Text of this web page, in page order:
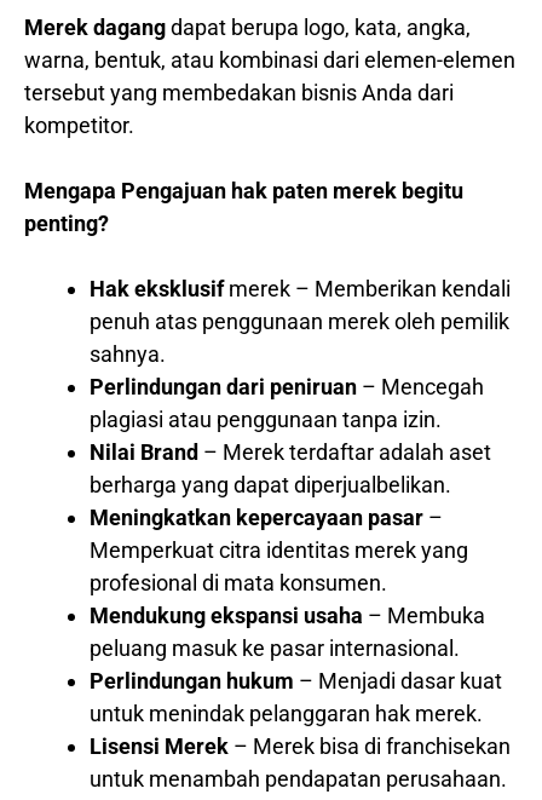
Merek dagangdapat berupa logo, kata, angka,
warna, bentuk, atau kombinasi dari elemen-elemen
tersebut yang membedakan bisnis Anda dari
kompetitor.
Mengapa Pengajuan hak paten merek begitu
penting?
Hak eksklusifmerek – Memberikan kendali
penuh atas penggunaan merek oleh pemilik
sahnya.
Perlindungan dari peniruan – Mencegah
plagiasi atau penggunaan tanpa izin.
Nilai Brand – Merek terdaftar adalah aset
berharga yang dapat diperjualbelikan.
Meningkatkan kepercayaan pasar –
Memperkuat citra identitas merek yang
profesional di mata konsumen.
Mendukung ekspansi usaha – Membuka
peluang masuk ke pasar internasional.
Perlindungan hukum – Menjadi dasar kuat
untuk menindak pelanggaran hak merek.
Lisensi Merek – Merek bisa di franchisekan
untuk menambah pendapatan perusahaan.